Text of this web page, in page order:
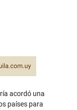
acordó una
países para